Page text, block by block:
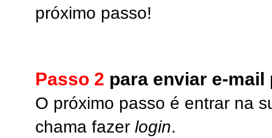
próximo passo!
Passo 2 para enviar e-
O próximo passo é entrar na
chama fazer login.